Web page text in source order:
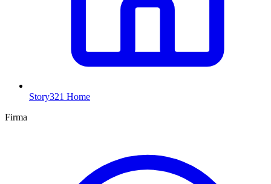
Story321 Home
Firma